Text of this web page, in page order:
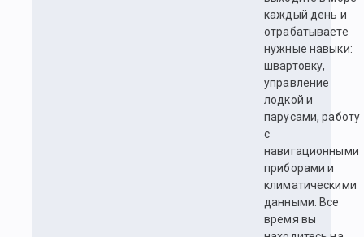
каждый день и
отрабатываете
нужные навыки:
швартовку,
управление
лодкой и
парусами, работу
с
навигационными
приборами и
климатическими
данными. Все
время вы